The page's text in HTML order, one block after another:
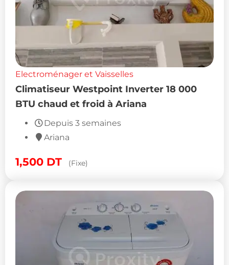
Electroménager et Vaisselles
Climatiseur Westpoint Inverter 18 000
BTU chaud et froid à Ariana
Depuis 3 semaines
Ariana
1,500 DT (Fixe)